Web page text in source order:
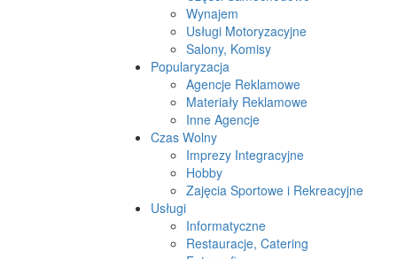
Wynajem
Usługi Motoryzacyjne
Salony, Komisy
Popularyzacja
Agencje Reklamowe
Materiały Reklamowe
Inne Agencje
Czas Wolny
Imprezy Integracyjne
Hobby
Zajęcia Sportowe i Rekreacyjne
Usługi
Informatyczne
Restauracje, Catering